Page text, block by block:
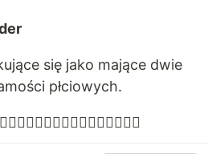
się jako mające dwie
płciowych.